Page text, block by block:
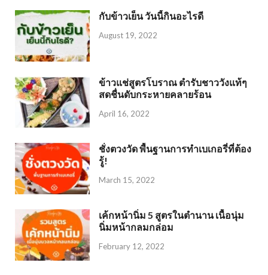
กับข้าวเย็น วันนี้กินอะไรดี
August 19, 2022
ข้าวแช่สูตรโบราณ ตำรับชาววังแท้ๆ
สดชื่นดับกระหายคลายร้อน
April 16, 2022
ชั่งตวงวัด พื้นฐานการทำเบเกอรี่ที่ต้อง
รู้!
March 15, 2022
เค้กหน้านิ่ม 5 สูตรในตำนาน เนื้อนุ่ม
นิ่มหน้ากลมกล่อม
February 12, 2022